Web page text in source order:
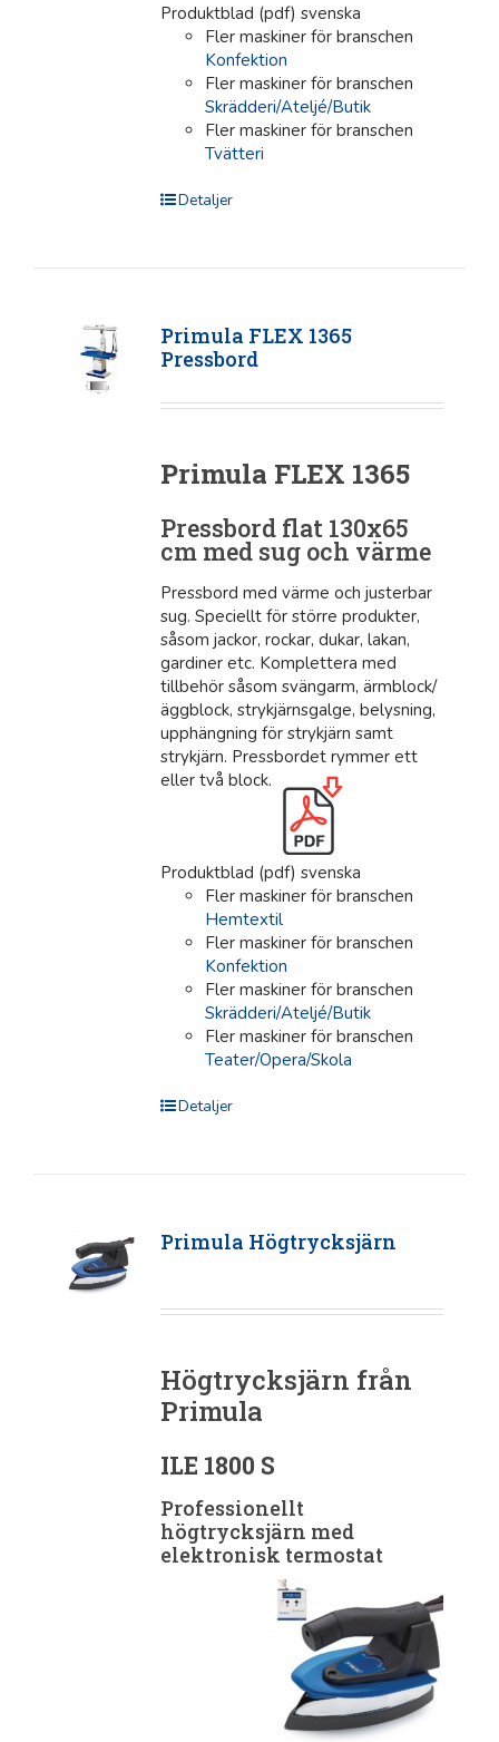
Produktblad (pdf) svenska
Fler maskiner för branschen
Konfektion
Fler maskiner för branschen
Skrädderi/Ateljé/Butik
Fler maskiner för branschen
Tvätteri
Detaljer
Primula FLEX 1365
Pressbord
Primula FLEX 1365
Pressbord flat 130x65
cm med sug och värme
Pressbord med värme och justerbar
sug. Speciellt för större produkter,
såsom jackor, rockar, dukar, lakan,
gardiner etc. Komplettera med
tillbehör såsom svängarm, ärmblock/
äggblock, strykjärnsgalge, belysning,
upphängning för strykjärn samt
strykjärn. Pressbordet rymmer ett
eller två block.
Produktblad (pdf) svenska
Fler maskiner för branschen
Hemtextil
Fler maskiner för branschen
Konfektion
Fler maskiner för branschen
Skrädderi/Ateljé/Butik
Fler maskiner för branschen
Teater/Opera/Skola
Detaljer
Primula Högtrycksjärn
Högtrycksjärn från
Primula
ILE 1800 S
Professionellt
högtrycksjärn med
elektronisk termostat